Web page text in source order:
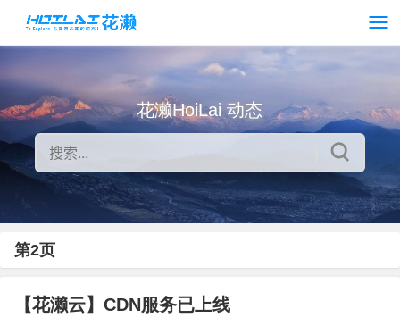
花濑HoiLai 动态
第2页
【花濑云】CDN服务已上线